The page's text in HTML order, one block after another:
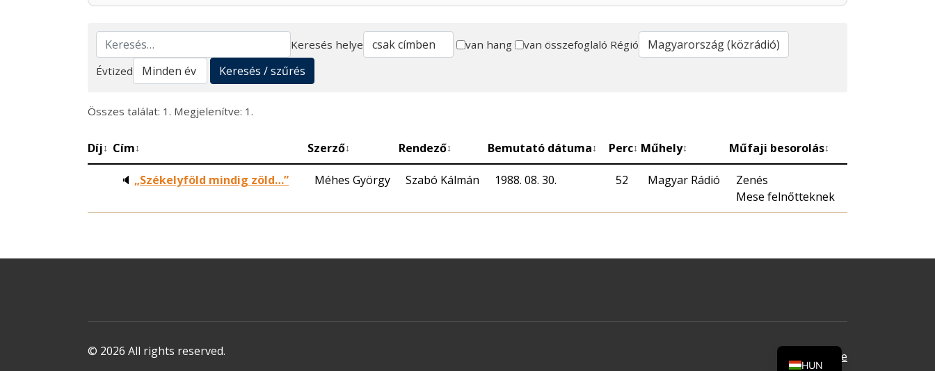
Keresés
Keresés helye van hang van összefoglaló Régió
Évtized
Keresés / szűrés
Összes találat: 1. Megjelenítve: 1.
Díj↕ Cím↕ Szerző↕ Rendező↕ Bemutató dátuma↕ Perc↕ Műhely↕ Műfaji besorolás↕
🔈 „Székelyföld mindig zöld…” Méhes György Szabó Kálmán 1988. 08. 30. 52 Magyar Rádió
Zenés
Mese felnőtteknek
© 2026 All rights reserved. Oldal tetejére
HUN